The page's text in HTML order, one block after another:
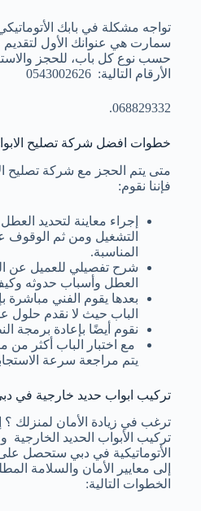
تواجه مشكلة في بابك
سمارت هي عنوانك الأول
حسب نوع كل باب، للحجز
الأرقام التالية: 0543002626
068829332.
خطوات افضل شركة تصليح
متى يتم الحجز مع شركة تصليح
فإننا نقوم:
إجراء معاينة لتحديد
التشغيل ومن ثم الوقوف
المناسبة.
شرح تفصيلي للعميل عن
العطل وأسباب حدوثه
بعدها يقوم الفني
الباب حيث لا نقدم حلول
نقوم أيضًا بإعادة برمجة
مع اختبار الباب أكثر من
يتم مراجعة سرعة
تركيب ابواب حديد خارجية في
ترغب في زيادة الأمان لمنزلك ؟
تركيب الأبواب الحديد الخارجية
الأتوماتيكية في دبي ستحصل
إلى معايير الأمان والسلامة
الخطوات التالية: